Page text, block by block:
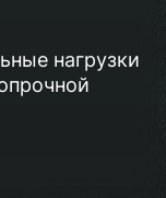
нагрузки